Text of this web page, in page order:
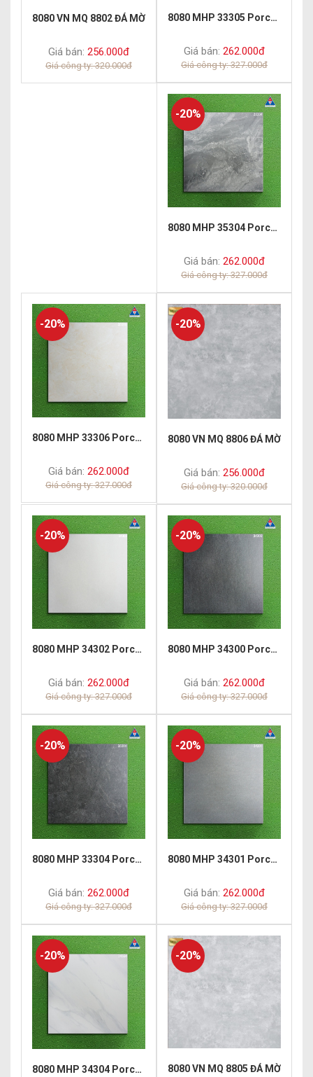
8080 VN MQ 8802 ĐÁ MỜ
Giá bán: 256.000đ
Giá công ty: 320.000đ
8080 MHP 33305 Porcelain Matt
Giá bán: 262.000đ
Giá công ty: 327.000đ
-20%
8080 MHP 35304 Porcelain Matt
Giá bán: 262.000đ
Giá công ty: 327.000đ
-20%
8080 MHP 33306 Porcelain Matt
Giá bán: 262.000đ
Giá công ty: 327.000đ
-20%
8080 VN MQ 8806 ĐÁ MỜ
Giá bán: 256.000đ
Giá công ty: 320.000đ
-20%
8080 MHP 34302 Porcelain Matt
Giá bán: 262.000đ
Giá công ty: 327.000đ
-20%
8080 MHP 34300 Porcelain Matt
Giá bán: 262.000đ
Giá công ty: 327.000đ
-20%
8080 MHP 33304 Porcelain Matt
Giá bán: 262.000đ
Giá công ty: 327.000đ
-20%
8080 MHP 34301 Porcelain Matt
Giá bán: 262.000đ
Giá công ty: 327.000đ
-20%
8080 MHP 34304 Porcelain Matt
-20%
8080 VN MQ 8805 ĐÁ MỜ